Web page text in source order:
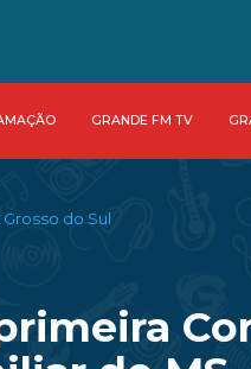
GRANDE FM TV
do Sul